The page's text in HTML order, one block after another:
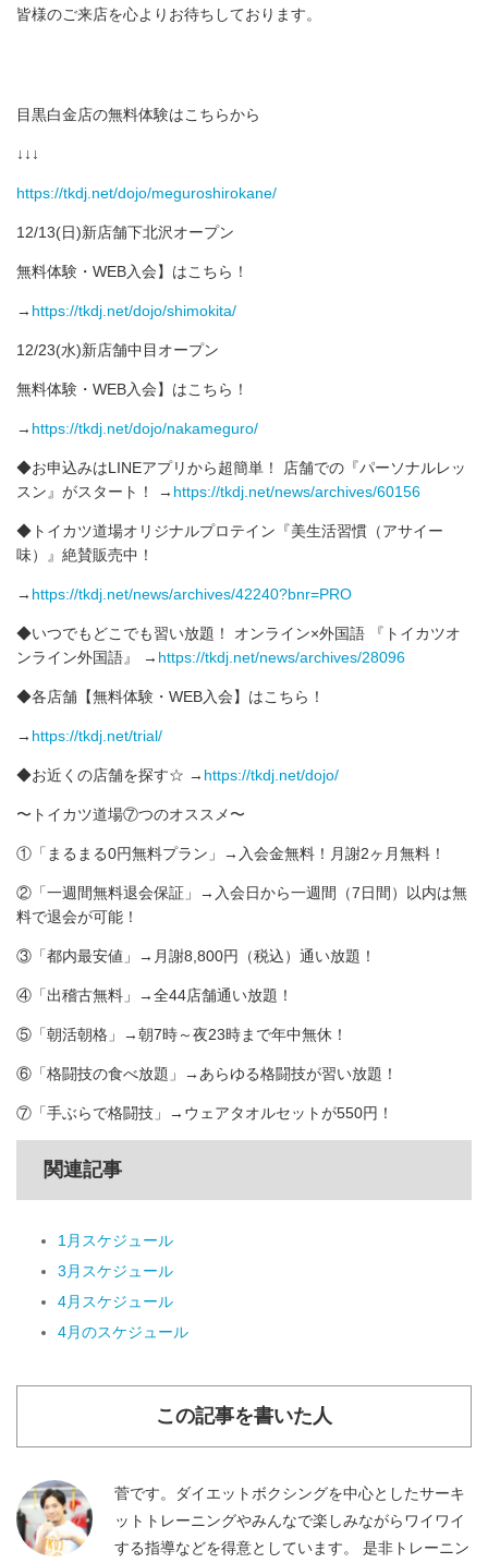
皆様のご来店を心よりお待ちしております。
目黒白金店の無料体験はこちらから
↓↓↓
https://tkdj.net/dojo/meguroshirokane/
12/13(日)新店舗下北沢オープン
無料体験・WEB入会】はこちら！
→ https://tkdj.net/dojo/shimokita/
12/23(水)新店舗中目オープン
無料体験・WEB入会】はこちら！
→ https://tkdj.net/dojo/nakameguro/
◆お申込みはLINEアプリから超簡単！ 店舗での『パーソナルレッ
スン』がスタート！ → https://tkdj.net/news/archives/60156
◆トイカツ道場オリジナルプロテイン『美生活習慣（アサイー
味）』絶賛販売中！
→ https://tkdj.net/news/archives/42240?bnr=PRO
◆いつでもどこでも習い放題！ オンライン×外国語 『トイカツオ
ンライン外国語』 → https://tkdj.net/news/archives/28096
◆各店舗【無料体験・WEB入会】はこちら！
→ https://tkdj.net/trial/
◆お近くの店舗を探す☆ → https://tkdj.net/dojo/
〜トイカツ道場⑦つのオススメ〜
①「まるまる0円無料プラン」→入会金無料！月謝2ヶ月無料！
②「一週間無料退会保証」→入会日から一週間（7日間）以内は無
料で退会が可能！
③「都内最安値」→月謝8,800円（税込）通い放題！
④「出稽古無料」→全44店舗通い放題！
⑤「朝活朝格」→朝7時～夜23時まで年中無休！
⑥「格闘技の食べ放題」→あらゆる格闘技が習い放題！
⑦「手ぶらで格闘技」→ウェアタオルセットが550円！
関連記事
1月スケジュール
3月スケジュール
4月スケジュール
4月のスケジュール
この記事を書いた人
菅です。ダイエットボクシングを中心としたサーキ
ットトレーニングやみんなで楽しみながらワイワイ
する指導などを得意としています。 是非トレーニン